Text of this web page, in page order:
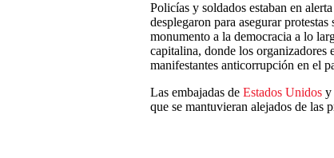
Policías y soldados estaban en
desplegaron para asegurar
monumento a la democracia a lo
capitalina, donde los organizadores
manifestantes anticorrupción en el
Las embajadas de Estados Unidos y
que se mantuvieran alejados de las